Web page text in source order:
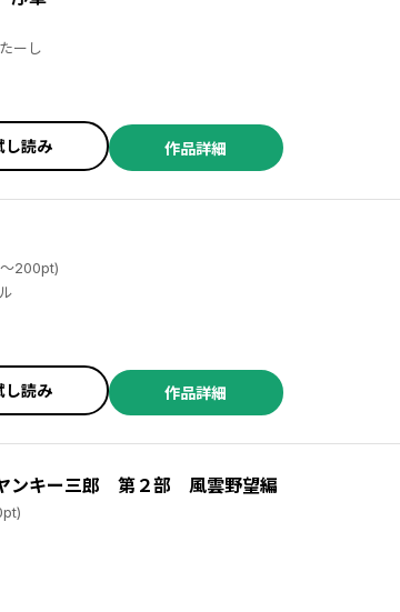
風 ／たーし
し読み 作品詳細
200pt)
ル
し読み 作品詳細
ンキー三郎 第２部 風雲野望編